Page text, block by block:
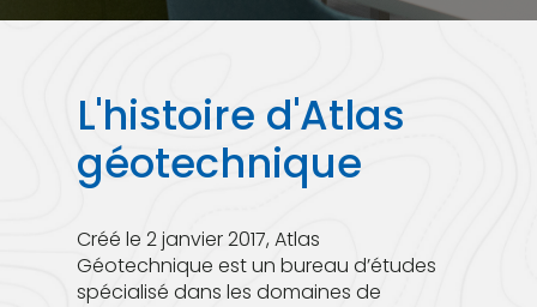
L'histoire d'Atlas
géotechnique
Créé le 2 janvier 2017, Atlas
Géotechnique est un bureau d’études
spécialisé dans les domaines de